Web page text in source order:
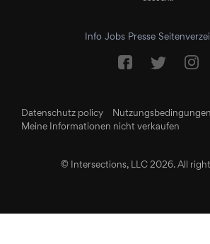
Info Jobs Presse
Datenschutz policy
Nutzungsbedingungen
Meine Informationen nicht verkaufen
© Intersections, LLC 2026. All